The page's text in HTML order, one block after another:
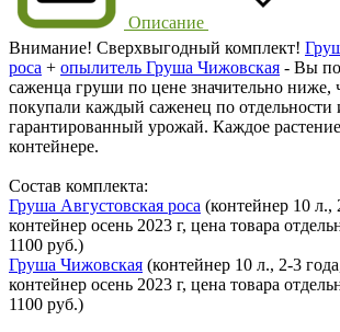
Описание
Внимание! Сверхвыгодный комплект!
роса + опылитель Груша Чижовская - Вы
саженца груши по цене значительно ниже,
покупали каждый саженец по отдельности
гарантированный урожай. Каждое
контейнере.
Состав комплекта:
Груша Августовская роса (контейнер 10 л.,
контейнер осень 2023 г, цена товара
1100 руб.)
Груша Чижовская (контейнер 10 л., 2-3
контейнер осень 2023 г, цена товара
1100 руб.)